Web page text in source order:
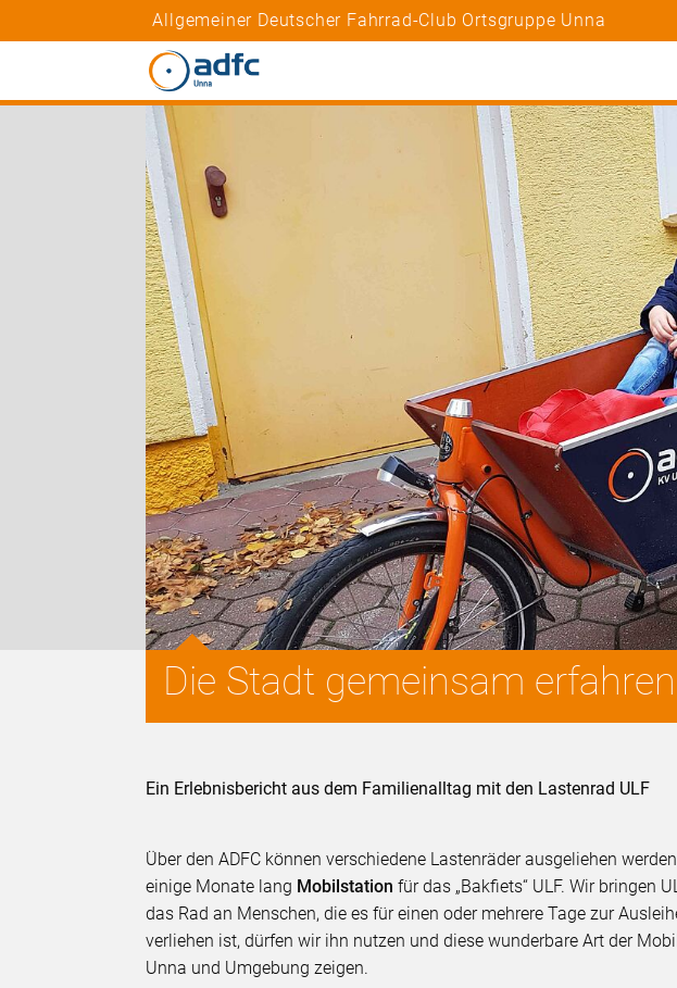
Allgemeiner Deutscher Fahrrad-Club Ortsgruppe Unna
Die Stadt gemeinsam erfahren
Ein Erlebnisbericht aus dem Familienalltag mit den Lastenrad ULF
Über den ADFC können verschiedene Lastenräder ausgeliehen
einige Monate lang Mobilstation für das „Bakfiets“ ULF. Wir bringen
das Rad an Menschen, die es für einen oder mehrere Tage zur
verliehen ist, dürfen wir ihn nutzen und diese wunderbare Art der
Unna und Umgebung zeigen.